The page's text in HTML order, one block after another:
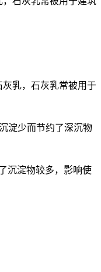
乳，石灰乳常被用于
淀少而节约了深沉物
沉淀物较多，影响使